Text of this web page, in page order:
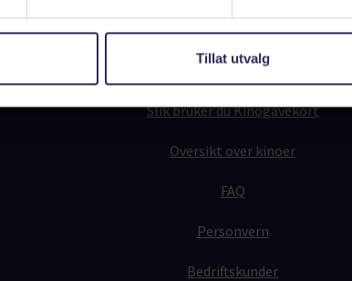
Tillat utvalg
Slik fungerer det
Fysiske Kinogavekort
Slik bruker du Kinogavekort
Oversikt over kinoer
FAQ
Personvern
Bedriftskunder